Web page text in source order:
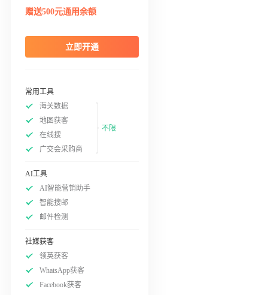
赠送500元通用余额
立即开通
常用工具
海关数据
地图获客
在线搜
广交会采购商
不限
AI工具
AI智能营销助手
智能搜邮
邮件检测
社媒获客
领英获客
WhatsApp获客
Facebook获客